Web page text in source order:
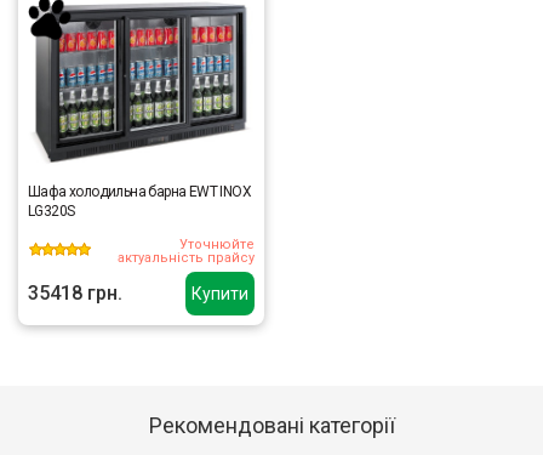
Купити
Шафа холодильна барна EWT INOX
LG320S
Уточнюйте
актуальність прайсу
35418 грн.
Рекомендовані категорії